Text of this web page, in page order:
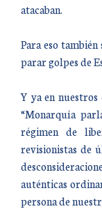
atacaban.
Para eso
parar golpes de
Y ya en
“Monarquía
régimen de
revisionistas de
auténticas
persona de